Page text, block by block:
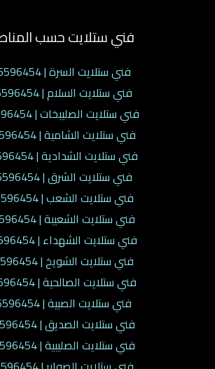
فني ستلايت حسب
فني ستلايت السرة | 66596454 |
فني ستلايت السلام | 66596454 |
فني ستلايت الصليبخات | 66596454 |
فني ستلايت الشامية | 66596454 |
فني ستلايت الشدادية | 66596454 |
فني ستلايت الشرق | 66596454 |
فني ستلايت الشعب | 66596454 |
فني ستلايت الشعيبة | 66596454 |
فني ستلايت الشهداء | 66596454 |
فني ستلايت الشويخ | 66596454 |
فني ستلايت الصالحية | 66596454 |
فني ستلايت الصبية | 66596454 |
فني ستلايت الصديق | 66596454 |
فني ستلايت الصليبية | 66596454 |